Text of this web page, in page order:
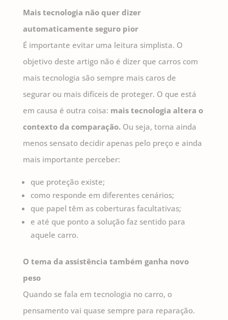
Mais tecnologia não quer dizer
automaticamente seguro pior
É importante evitar uma leitura simplista. O
objetivo deste artigo não é dizer que carros com
mais tecnologia são sempre mais caros de
segurar ou mais difíceis de proteger. O que está
em causa é outra coisa: mais tecnologia altera o
contexto da comparação.Ou seja, torna ainda
menos sensato decidir apenas pelo preço e ainda
mais importante perceber:
que proteção existe;
como responde em diferentes cenários;
que papel têm as coberturas facultativas;
e até que ponto a solução faz sentido para
aquele carro.
O tema da assistência também ganha novo
peso
Quando se fala em tecnologia no carro, o
pensamento vai quase sempre para reparação.